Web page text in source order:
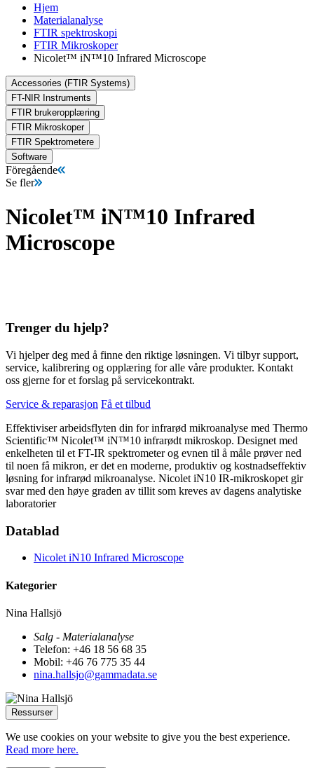
Hjem
Materialanalyse
FTIR spektroskopi
FTIR Mikroskoper
Nicolet™ iN™10 Infrared Microscope
Accessories (FTIR Systems)
FT-NIR Instruments
FTIR brukeropplæring
FTIR Mikroskoper
FTIR Spektrometere
Software
Föregående
Se fler
Nicolet™ iN™10 Infrared
Microscope
Trenger du hjelp?
Vi hjelper deg med å finne den riktige løsningen. Vi tilbyr support,
service, kalibrering og opplæring for alle våre produkter. Kontakt
oss gjerne for et forslag på servicekontrakt.
Service & reparasjon Få et tilbud
Effektiviser arbeidsflyten din for infrarød mikroanalyse med Thermo
Scientific™ Nicolet™ iN™10 infrarødt mikroskop. Designet med
enkelheten til et FT-IR spektrometer og evnen til å måle prøver ned
til noen få mikron, er det en moderne, produktiv og kostnadseffektiv
løsning for infrarød mikroanalyse. Nicolet iN10 IR-mikroskopet gir
svar med den høye graden av tillit som kreves av dagens analytiske
laboratorier
Datablad
Nicolet iN10 Infrared Microscope
Kategorier
Nina Hallsjö
Salg - Materialanalyse
Telefon: +46 18 56 68 35
Mobil: +46 76 775 35 44
nina.hallsjo@gammadata.se
Ressurser
We use cookies on your website to give you the best experience.
Read more here.